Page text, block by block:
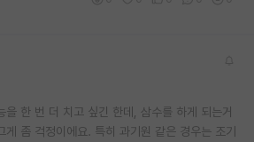
을 한 번 더 치고 싶긴 한데, 삼수를 하게 되는거
게 좀 걱정이에요. 특히 과기원 같은 경우는 조기